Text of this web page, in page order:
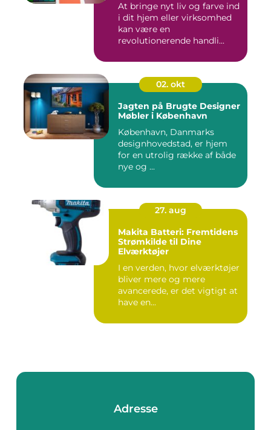
At bringe nyt liv og farve ind
i dit hjem eller virksomhed
kan være en
revolutionerende handli...
02. okt
Jagten på Brugte Designer
Møbler i København
København, Danmarks
designhovedstad, er hjem
for en utrolig række af både
nye og ...
27. aug
Makita Batteri: Fremtidens
Strømkilde til Dine
Elværktøjer
I en verden, hvor elværktøjer
bliver mere og mere
avancerede, er det vigtigt at
have en...
Adresse